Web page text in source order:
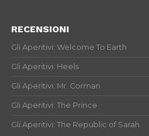
RECENSIONI
Gli Aperitivi: Welcome To Earth
Gli Aperitivi: Heels
Gli Aperitivi: Mr. Corman
Gli Aperitivi: The Prince
Gli Aperitivi: The Republic of Sarah